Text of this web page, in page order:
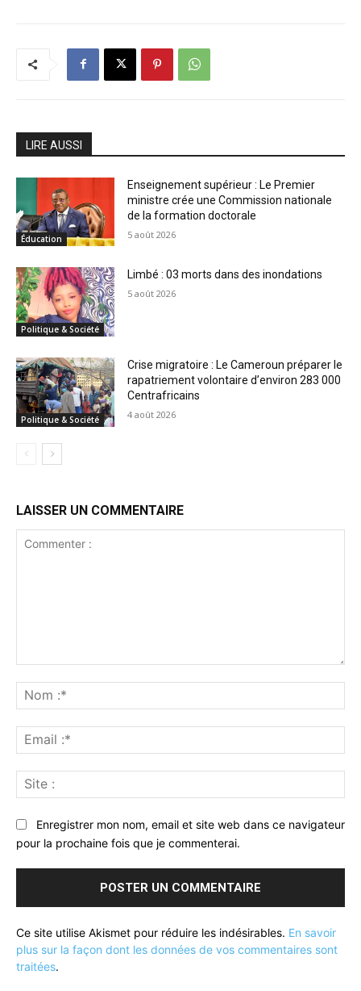
LIRE AUSSI
Éducation
Enseignement supérieur : Le Premier
ministre crée une Commission nationale
de la formation doctorale
5 août 2026
Politique & Société
Limbé : 03 morts dans des inondations
5 août 2026
Politique & Société
Crise migratoire : Le Cameroun préparer le
rapatriement volontaire d’environ 283 000
Centrafricains
4 août 2026
LAISSER UN COMMENTAIRE
:*
:*
:
Enregistrer mon nom, email et site web dans ce navigateur
pour la prochaine fois que je commenterai.
Ce site utilise Akismet pour réduire les indésirables. En savoir
plus sur la façon dont les données de vos commentaires sont
traitées.